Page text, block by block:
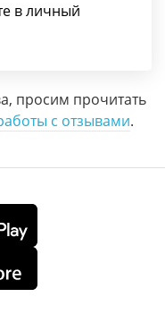
в личный
просим прочитать
с отзывами.